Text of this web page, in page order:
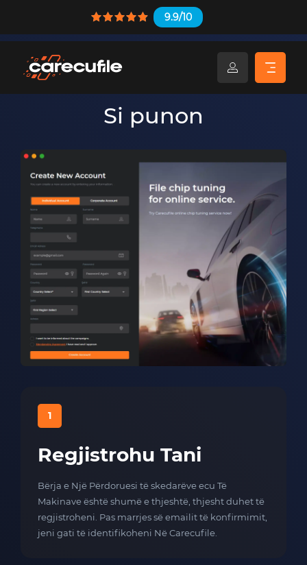
9.9/10
Si punon
1
Regjistrohu Tani
Bërja e Një Përdoruesi të skedarëve ecu Të
Makinave është shumë e thjeshtë, thjesht duhet të
regjistroheni. Pas marrjes së emailit të konfirmimit,
jeni gati të identifikoheni Në Carecufile.